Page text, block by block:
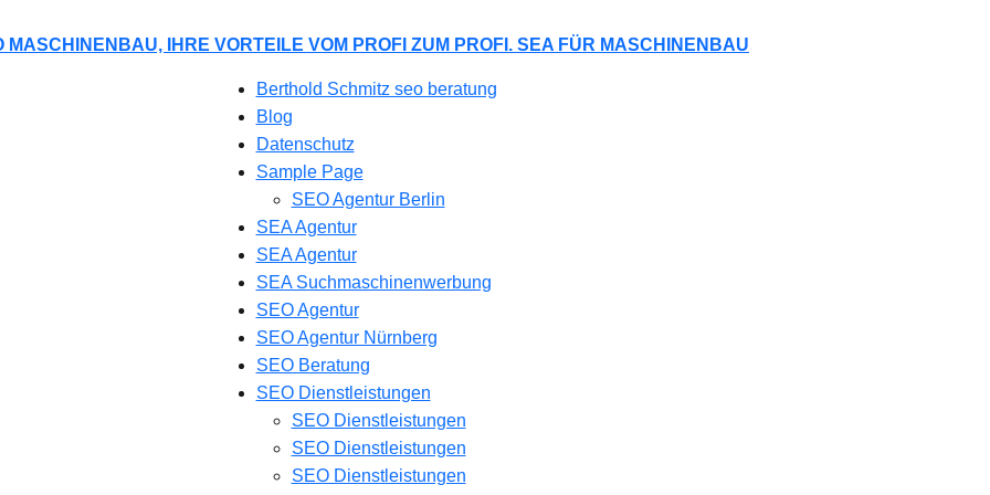
MASCHINENBAU, IHRE VORTEILE VOM PROFI ZUM PROFI. SEA FÜR MASCHINENBAU
Berthold Schmitz seo beratung
Blog
Datenschutz
Sample Page
SEO Agentur Berlin
SEA Agentur
SEA Agentur
SEA Suchmaschinenwerbung
SEO Agentur
SEO Agentur Nürnberg
SEO Beratung
SEO Dienstleistungen
SEO Dienstleistungen
SEO Dienstleistungen
SEO Dienstleistungen